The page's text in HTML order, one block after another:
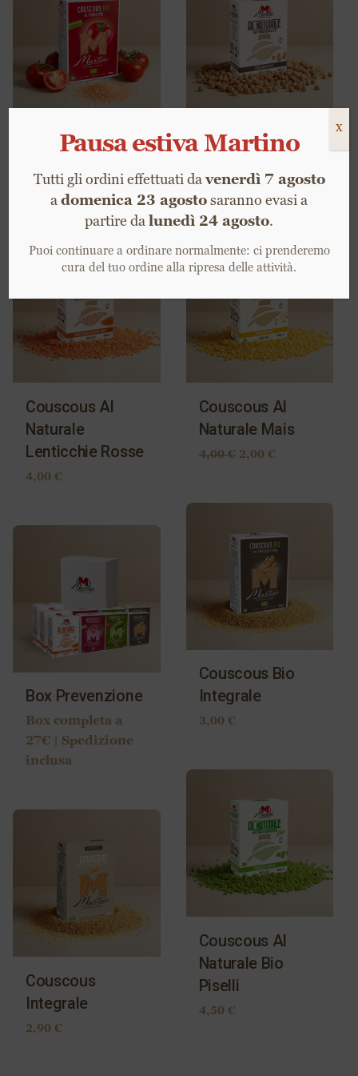
Couscous
3,50€
Couscous al
4,00€
Couscous Al
Naturale
Lenticchie Rosse
4,00 €
Couscous Al
Naturale Mais
4,00€ 2,00 €
Couscous Bio
Integrale
3,00 €
Box Prevenzione
Box completa a
27€ | Spedizione
inclusa
Couscous Al
Naturale Bio
Piselli
4,50 €
Couscous
Integrale
2,90 €